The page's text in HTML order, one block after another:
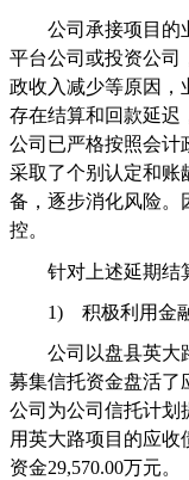
公司承接项目的
平台公司或投资公司
政收入减少等原因，
存在结算和回款延迟
公司已严格按照会计
采取了个别认定和账
备，逐步消化风险。
控。
针对上述延期结
1) 积极利用金
公司以盘县英大
募集信托资金盘活了
公司为公司信托计划
用英大路项目的应
资金29,570.00万元。